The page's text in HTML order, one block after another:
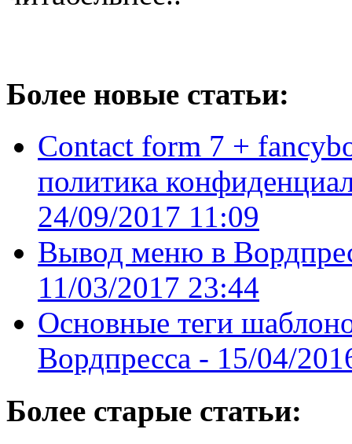
Более новые статьи:
Contact form 7 +
политика
24/09/2017 11:09
Вывод меню в
11/03/2017 23:44
Основные теги
Вордпресса - 15/04/
Более старые статьи: